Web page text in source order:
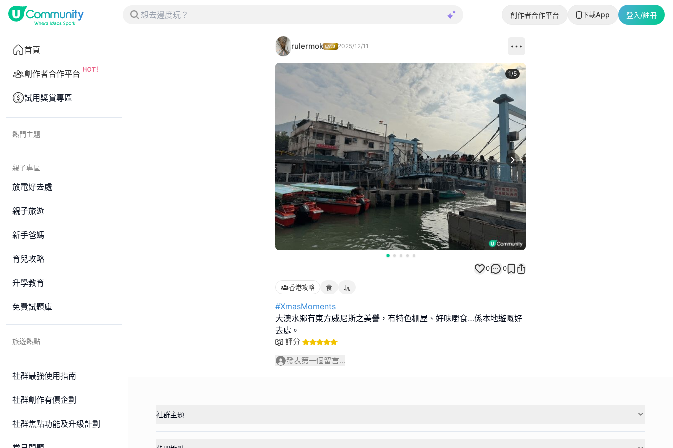
創作者合作平台 下載App 登入/註冊
首頁
創作者合作平台
試用獎賞專區
熱門主題
親子專區
放電好去處
親子旅遊
新手爸媽
育兒攻略
升學教育
免費試題庫
旅遊熱點
社群最強使用指南
社群創作有價企劃
社群焦點功能及升級計劃
rulermok 2025/12/11
Next slide
1/5
0 0
香港攻略 食 玩
#XmasMoments
大澳水鄉有東方威尼斯之美譽，有特色棚屋、好味嘢食…係本地遊嘅好
去處。
評分
發表第一個留言...
社群主題